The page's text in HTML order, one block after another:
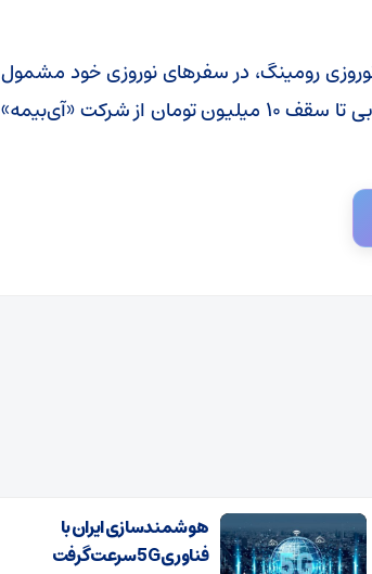
رومینگ، در سفرهای نوروزی خود مشمول
دریافت بیمه رایگان موبایل در صورت شکستگی یا خرابی تا سقف ۱۰ میلیون تومان از شرکت «آی‌بیمه»
هوشمندسازی ایران با
فناوری 5G سرعت گرفت